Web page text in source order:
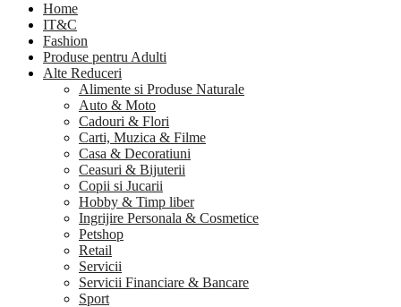
Home
IT&C
Fashion
Produse pentru Adulti
Alte Reduceri
Alimente si Produse Naturale
Auto & Moto
Cadouri & Flori
Carti, Muzica & Filme
Casa & Decoratiuni
Ceasuri & Bijuterii
Copii si Jucarii
Hobby & Timp liber
Ingrijire Personala & Cosmetice
Petshop
Retail
Servicii
Servicii Financiare & Bancare
Sport